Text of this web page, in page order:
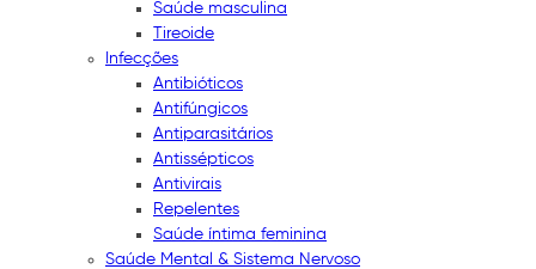
Saúde masculina
Tireoide
Infecções
Antibióticos
Antifúngicos
Antiparasitários
Antissépticos
Antivirais
Repelentes
Saúde íntima feminina
Saúde Mental & Sistema Nervoso